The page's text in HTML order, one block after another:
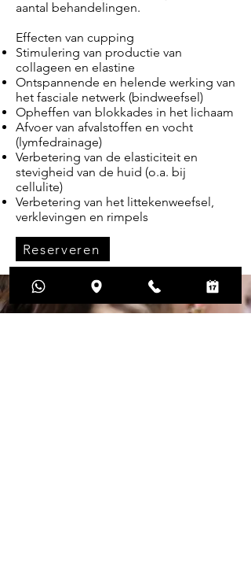
aantal behandelingen.
Effecten van cupping
Stimulering van productie van
collageen en elastine
Ontspannende en helende werking van
het fasciale netwerk (bindweefsel)
Opheffen van blokkades in het lichaam
Afvoer van afvalstoffen en vocht
(lymfedrainage)
Verbetering van de elasticiteit en
stevigheid van de huid (o.a. bij
cellulite)
Verbetering van het littekenweefsel,
verklevingen en rimpels
Reserveren